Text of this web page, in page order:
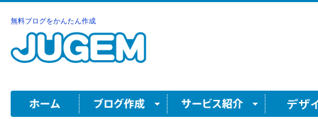
無料ブログをかんたん作成